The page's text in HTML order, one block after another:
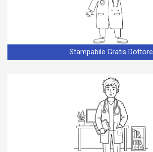
Stampabile Gratis Dottore